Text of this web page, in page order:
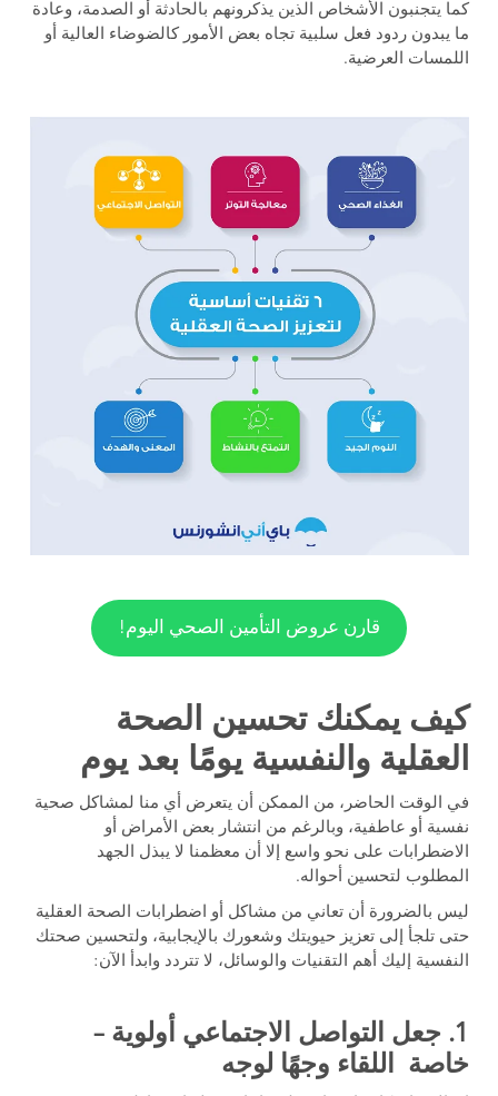
كما يتجنبون الأشخاص الذين يذكرونهم بالحادثة أو الصدمة، وعادة
ما يبدون ردود فعل سلبية تجاه بعض الأمور كالضوضاء العالية أو
اللمسات العرضية.
قارن عروض التأمين الصحي اليوم!
كيف يمكنك تحسين الصحة
العقلية والنفسية يومًا بعد يوم
في الوقت الحاضر، من الممكن أن يتعرض أي منا لمشاكل صحية
نفسية أو عاطفية، وبالرغم من انتشار بعض الأمراض أو
الاضطرابات على نحو واسع إلا أن معظمنا لا يبذل الجهد
المطلوب لتحسين أحواله.
ليس بالضرورة أن تعاني من مشاكل أو اضطرابات الصحة العقلية
حتى تلجأ إلى تعزيز حيويتك وشعورك بالإيجابية، ولتحسين صحتك
النفسية إليك أهم التقنيات والوسائل، لا تتردد وابدأ الآن:
1. جعل التواصل الاجتماعي أولوية –
خاصة اللقاء وجهًا لوجه